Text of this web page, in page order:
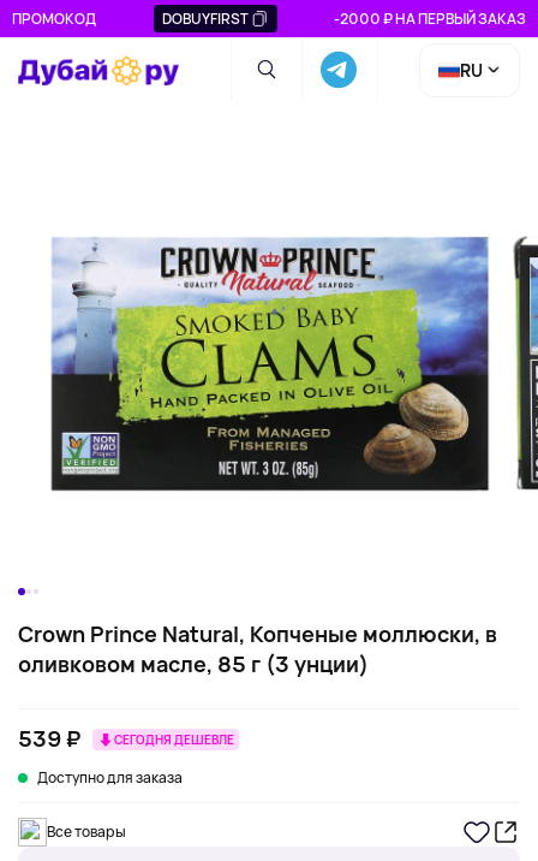
ПРОМОКОД DOBUYFIRST -2000 ₽ НА ПЕРВЫЙ ЗАКАЗ
RU
Crown Prince Natural, Копченые моллюски, в
оливковом масле, 85 г (3 унции)
539 ₽ СЕГОДНЯ ДЕШЕВЛЕ
Доступно для заказа
Все товары